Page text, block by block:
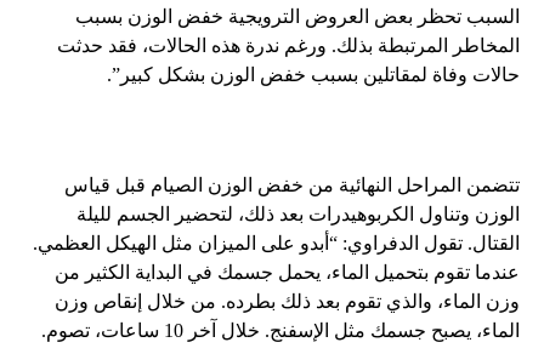
السبب تحظر بعض العروض الترويجية خفض الوزن بسبب
المخاطر المرتبطة بذلك. ورغم ندرة هذه الحالات، فقد حدثت
حالات وفاة لمقاتلين بسبب خفض الوزن بشكل كبير”.
تتضمن المراحل النهائية من خفض الوزن الصيام قبل قياس
الوزن وتناول الكربوهيدرات بعد ذلك، لتحضير الجسم لليلة
القتال. تقول الدفراوي: “أبدو على الميزان مثل الهيكل العظمي.
عندما تقوم بتحميل الماء، يحمل جسمك في البداية الكثير من
وزن الماء، والذي تقوم بعد ذلك بطرده. من خلال إنقاص وزن
الماء، يصبح جسمك مثل الإسفنج. خلال آخر 10 ساعات، تصوم.